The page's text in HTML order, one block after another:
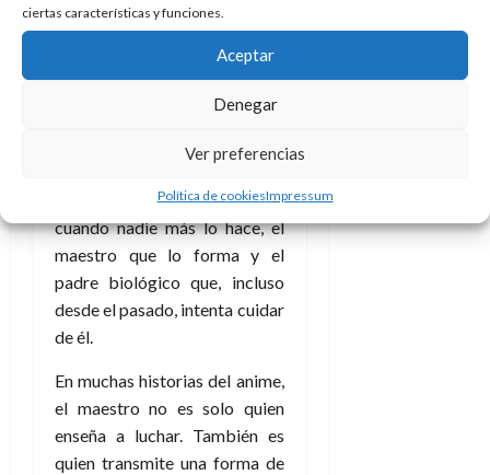
ciertas características y funciones.
Aceptar
Denegar
Ver preferencias
Política de cookiesImpressum
necesitaba. De algún modo,
incluso en la distancia, su
La historia de Naruto reúne así
la vez. El padre que lo acepta
cuando nadie más lo hace, el
maestro que lo forma y el
padre biológico que, incluso
desde el pasado, intenta cuidar
de él.
En muchas historias del anime,
el maestro no es solo quien
enseña a luchar. También es
quien transmite una forma de